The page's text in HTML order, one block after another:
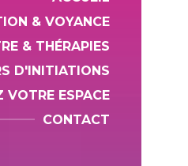
& VOYANCE
& THÉRAPIES
D'INITIATIONS
VOTRE ESPACE
CONTACT